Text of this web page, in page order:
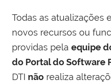
Todas as atualizações
novos recursos ou
providas pela equipe
do Portal do Software
DTI não realiza